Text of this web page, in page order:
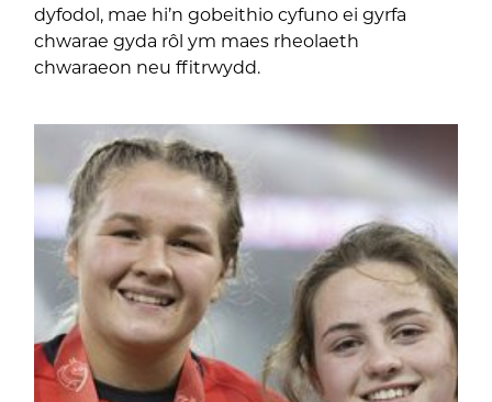
dyfodol, mae hi’n gobeithio cyfuno ei gyrfa
chwarae gyda rôl ym maes rheolaeth
chwaraeon neu ffitrwydd.